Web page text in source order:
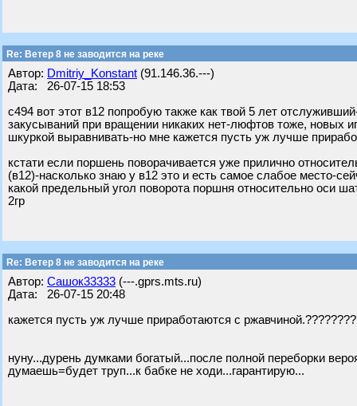
Re: Ветер 8 не заводится на реке
Автор: Dmitriy_Konstant (91.146.36.---)
Дата: 26-07-15 18:53
с494 вот этот в12 попробую также как твой 5 лет
закусываний при вращении никаких нет-люфтов тоже, новых
шкуркой выравнивать-но мне кажется пусть уж лучше
кстати если поршень поворачивается уже прилично
(в12)-насколько знаю у в12 это и есть самое слабое место-
какой предельный угол поворота поршня относительно оси
2гр
Re: Ветер 8 не заводится на реке
Автор: Сашок33333 (---.gprs.mts.ru)
Дата: 26-07-15 20:48
кажется пусть уж лучше приработаются с
нуну...дурень думками богатый...после полной переборки
думаешь=будет труп...к бабке не ходи...гарантирую...